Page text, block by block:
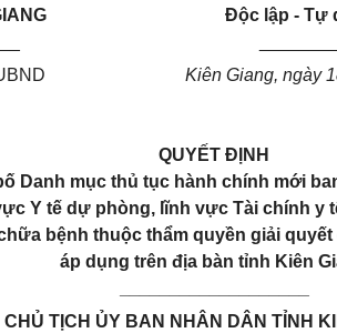
Độc lập - Tự
Kiên Giang, ngày
QUYẾT ĐỊNH
Danh mục thủ tục hành chính mới
Y tế dự phòng, lĩnh vực Tài chính y
bệnh thuộc thẩm quyền giải quyết
áp dụng trên địa bàn tỉnh Kiên
CHỦ TỊCH ỦY BAN NHÂN DÂN TỈNH